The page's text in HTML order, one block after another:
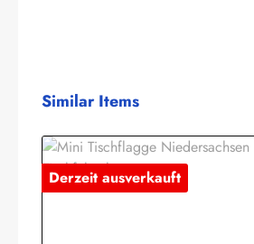
Produktgalerie überspringen
Similar Items
Derzeit ausverkauft